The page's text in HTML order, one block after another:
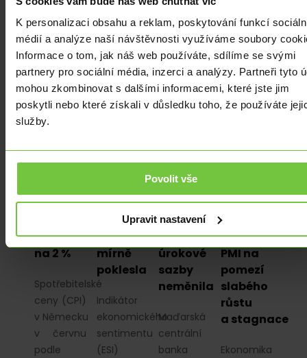
K personalizaci obsahu a reklam, poskytování funkcí
médií a analýze naší návštěvnosti využíváme soubory
Informace o tom, jak náš web používáte, sdílíme se svými
partnery pro sociální média, inzerci a analýzy. Partneři tyto
mohou zkombinovat s dalšími informacemi, které jste jim
poskytli nebo které získali v důsledku toho, že používáte
služby.
Povolit vše
Upravit nastavení
ukazatele
NFP
celkový…
v Německu
dosedla
na 2 %
Spotřebitelské
ceny (CPI)
v Německu
v červnu
podle
v evropskou
ekonomiku
v červnu
mírně
poklesla
Indikátor
ekonomického
sentimentu
(ESI)
Maďarská
centrální
banka
v červnu
úrokové
sazby
neměnila
Maďarská
centrální
banka
eurozóny
v červnu
podle
PMI na
pomezí
slabého
růstu
a stagnace
Ekonomika